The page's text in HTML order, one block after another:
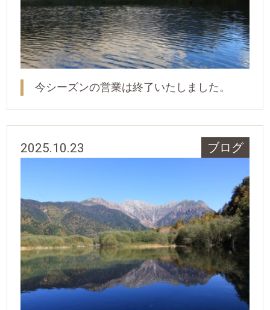
今シーズンの営業は終了いたしました。
2025.10.23 ブログ